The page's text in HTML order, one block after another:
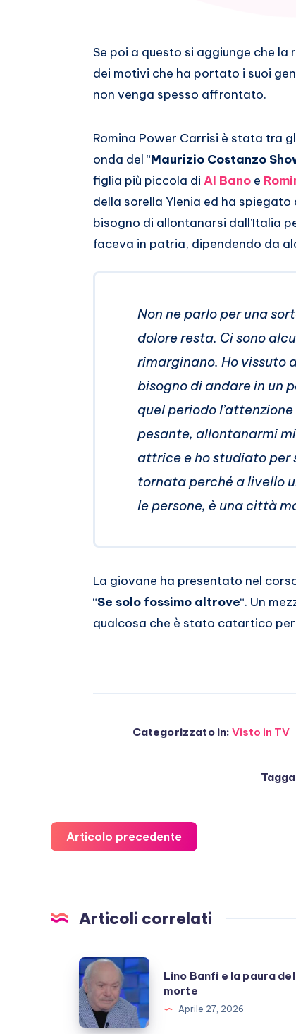
Se poi a questo si aggiunge che
dei motivi che ha portato i suoi
non venga spesso affrontato.
Romina Power Carrisi è stata tra
onda del “Maurizio Costanzo
figlia più piccola di Al Bano e
della sorella Ylenia ed ha
bisogno di allontanarsi dall’Italia
faceva in patria, dipendendo da
Non ne parlo per una
dolore resta. Ci sono
rimarginano. Ho vissuto
bisogno di andare in un
quel periodo
pesante, allontanarmi
attrice e ho studiato per
tornata perché a livello
le persone, è una città
La giovane ha presentato nel
“Se solo fossimo altrove“. Un
qualcosa che è stato catartico
Categorizzato in: Visto in TV
Articolo precedente
Articoli correlati
Lino
Banfi
e
la
Lino Banfi e la paura
morte
Aprile 27, 2026